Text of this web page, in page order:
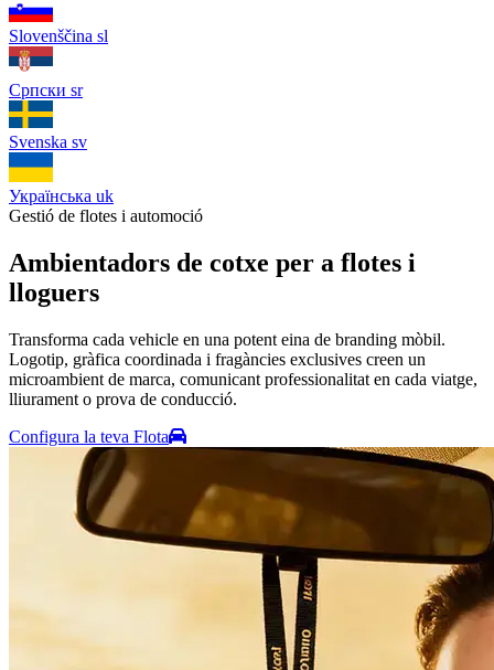
Slovenščina sl
Српски sr
Svenska sv
Українська uk
Gestió de flotes i automoció
Ambientadors de cotxe per a flotes i
lloguers
Transforma cada vehicle en una potent eina de branding mòbil.
Logotip, gràfica coordinada i fragàncies exclusives creen un
microambient de marca, comunicant professionalitat en cada viatge,
lliurament o prova de conducció.
Configura la teva Flota